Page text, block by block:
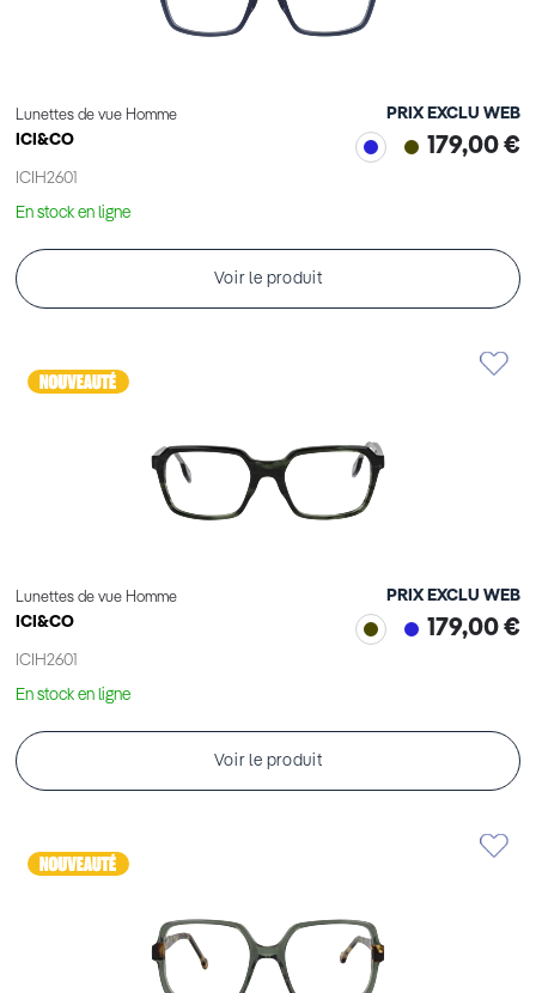
Lunettes de vue Homme
ICI&CO
ICIH2601
PRIX EXCLU WEB
179,00 €
En stock en ligne
Voir le produit
Lunettes de vue Homme
ICI&CO
ICIH2601
PRIX EXCLU WEB
179,00 €
En stock en ligne
Voir le produit